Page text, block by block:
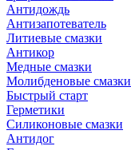
Антидождь
Антизапотеватель
Литиевые смазки
Антикор
Медные смазки
Молибденовые смазки
Быстрый старт
Герметики
Силиконовые смазки
Антидог